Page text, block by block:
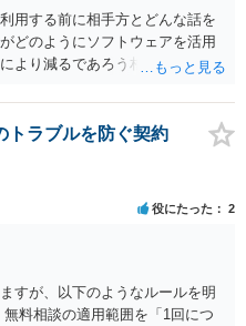
裁判するならしてくださいの対
判してきたら、従業員にて粛々
ます。 以上、ご参考まで。
用する前に相手方とどんな話を
どのようにソフトウェアを活用
より減るであろう相手方の将来
いる通り、最寄りの弁護士に相
トラブルを防ぐ契約
役にたった 2
すが、以下のようなルールを明
料相談の適用範囲を「1回につ